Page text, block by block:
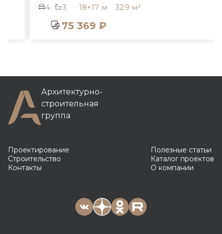
4 3 18×17 м 329 м²
75 369 ₽
Архитектурно-
строительная
группа
Проектирование
Строительство
Контакты
Полезные статьи
Каталог проектов
О компании